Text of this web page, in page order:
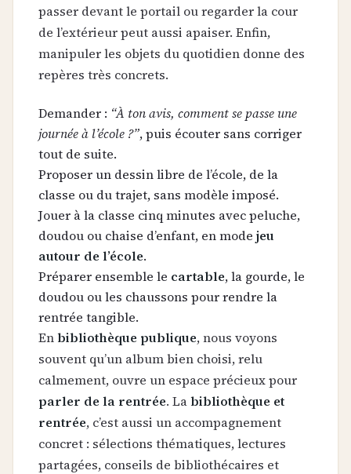
passer devant le portail ou regarder la cour
de l’extérieur peut aussi apaiser. Enfin,
manipuler les objets du quotidien donne des
repères très concrets.
Demander : “À ton avis, comment se passe une
journée à l’école ?”, puis écouter sans corriger
tout de suite.
Proposer un dessin libre de l’école, de la
classe ou du trajet, sans modèle imposé.
Jouer à la classe cinq minutes avec peluche,
doudou ou chaise d’enfant, en mode jeu
autour de l’école.
Préparer ensemble le cartable, la gourde, le
doudou ou les chaussons pour rendre la
rentrée tangible.
Enbibliothèque publique, nous voyons
souvent qu’un album bien choisi, relu
calmement, ouvre un espace précieux pour
parler de la rentrée. Labibliothèque et
rentrée, c’est aussi un accompagnement
concret : sélections thématiques, lectures
partagées, conseils de bibliothécaires et